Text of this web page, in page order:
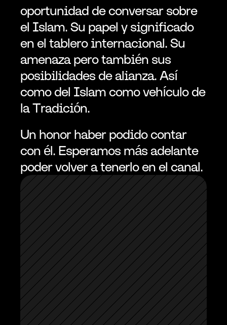
oportunidad de conversar sobre
el Islam. Su papel y significado
en el tablero internacional. Su
amenaza pero también sus
posibilidades de alianza. Así
como del Islam como vehículo de
la Tradición.
Un honor haber podido contar
con él. Esperamos más adelante
poder volver a tenerlo en el canal.